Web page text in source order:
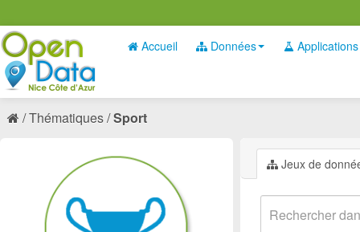
Accueil Données Applications
Thématiques Sport
Jeux de